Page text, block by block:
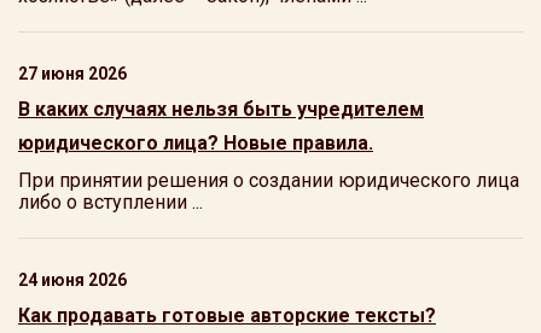
27 июня 2026
В каких случаях нельзя быть учредителем
юридического лица? Новые правила.
При принятии решения о создании юридического лица
либо о вступлении ...
24 июня 2026
Как продавать готовые авторские тексты?